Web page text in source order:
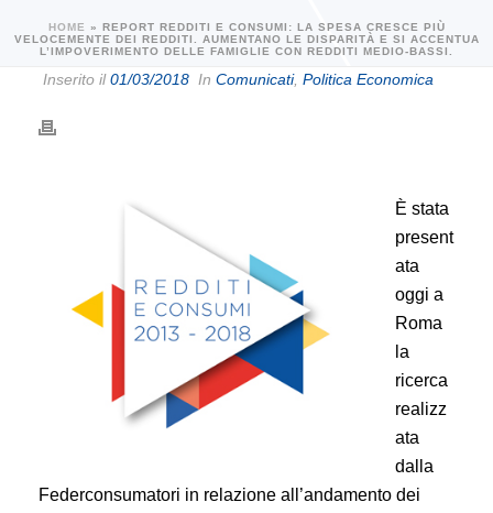
HOME » REPORT REDDITI E CONSUMI: LA SPESA CRESCE PIÙ
VELOCEMENTE DEI REDDITI. AUMENTANO LE DISPARITÀ E SI ACCENTUA
L’IMPOVERIMENTO DELLE FAMIGLIE CON REDDITI MEDIO-BASSI.
Inserito il01/03/2018 In Comunicati, Politica Economica
È stata
present
ata
oggi a
Roma
la
ricerca
realizz
ata
dalla
Federconsumatori in relazione all’andamento dei